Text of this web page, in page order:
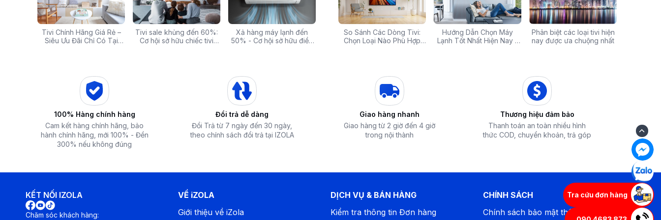
Tra cứu đơn hàng
Tivi Chính Hãng Giá Rẻ –
Siêu Ưu Đãi Chỉ Có Tại
Tivi sale khủng đến 60%:
Cơ hội sở hữu chiếc tivi
Xả hàng máy lạnh đến
50% - Cơ hội sở hữu điều
Săn Sale Khủng: Hàng
Điện Máy Cao Cấp Giảm
Tivi Chính Hãng Giá Rẻ –
Siêu Ưu Đãi Chỉ Có Tại
Tivi sale khủng đến 60%:
Cơ hội sở hữu chiếc tivi
50% - Cơ hội
Các mã báo lỗi thường gặp
của bếp từ và lưu ý khi xử
Top 5 tivi 32 inch giá rẻ,
chất lượng và đáng mua
Top 10 máy lọc nước nóng
lạnh tốt nhất đáng mua
So Sánh Các Dòng Tivi:
Chọn Loại Nào Phù Hợp
Hướng Dẫn Chọn Máy
Lạnh Tốt Nhất Hiện Nay –
Phân biệt các loại tivi hiện
nay được ưa chuộng nhất
100% Hàng chính hàng
Cam kết hàng chính hãng, bảo
hành chính hãng, mới 100% - Đền
300% nếu không đúng
Đổi trả dễ dàng
Đổi Trả từ 7 ngày đến 30 ngày,
theo chính sách đổi trả tại IZOLA
Giao hàng nhanh
Giao hàng từ 2 giờ đến 4 giờ
trong nội thành
Thương hiệu đảm bảo
Thanh toán an toàn nhiều hình
thức COD, chuyển khoản, trả góp
KẾT NỐI IZOLA
Chăm sóc khách hàng:
VỀ iZOLA
Giới thiệu về iZola
DỊCH VỤ & BÁN HÀNG
Kiểm tra thông tin Đơn hàng
CHÍNH SÁCH
Chính sách bảo mật thông tin